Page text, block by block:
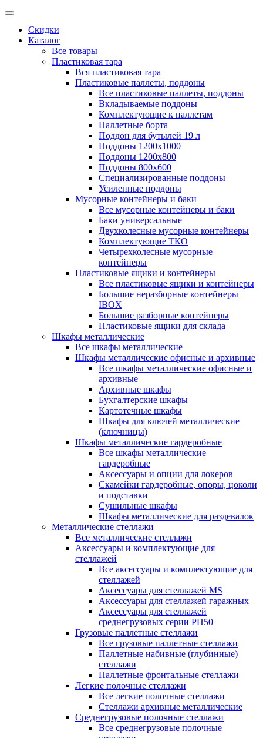
Скидки
Каталог
Все товары
Пластиковая тара
Вся пластиковая тара
Пластиковые паллеты, поддоны
Все пластиковые паллеты, поддоны
Вкладываемые поддоны
Комплектующие к паллетам
Паллетные борта
Поддон для бутылей 19 л
Поддоны 1200х1000
Поддоны 1200х800
Поддоны 800х600
Специализированные поддоны
Усиленные поддоны
Мусорные контейнеры и баки
Все мусорные контейнеры и баки
Баки универсальные
Двухколесные мусорные контейнеры
Комплектующие ТКО
Четырехколесные мусорные
контейнеры
Пластиковые ящики и контейнеры
Все пластиковые ящики и контейнеры
Большие неразборные контейнеры
IBOX
Большие разборные контейнеры
Пластиковые ящики для склада
Шкафы металлические
Все шкафы металлические
Шкафы металлические офисные и архивные
Все шкафы металлические офисные и
архивные
Архивные шкафы
Бухгалтерские шкафы
Картотечные шкафы
Шкафы для ключей металлические
(ключницы)
Шкафы металлические гардеробные
Все шкафы металлические
гардеробные
Аксессуары и опции для локеров
Скамейки гардеробные, опоры, цоколи
и подставки
Сушильные шкафы
Шкафы металлические для раздевалок
Металлические стеллажи
Все металлические стеллажи
Аксессуары и комплектующие для
стеллажей
Все аксессуары и комплектующие для
стеллажей
Аксессуары для стеллажей MS
Аксессуары для стеллажей гаражных
Аксессуары для стеллажей
среднегрузовых серии РП50
Грузовые паллетные стеллажи
Все грузовые паллетные стеллажи
Паллетные набивные (глубинные)
стеллажи
Паллетные фронтальные стеллажи
Легкие полочные стеллажи
Все легкие полочные стеллажи
Стеллажи архивные металлические
Среднегрузовые полочные стеллажи
Все среднегрузовые полочные